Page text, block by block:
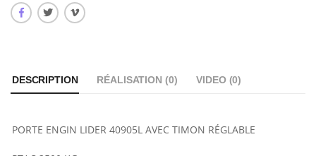
DESCRIPTION RÉALISATION (0) VIDEO (0)
PORTE ENGIN LIDER 40905L AVEC TIMON RÉGLABLE